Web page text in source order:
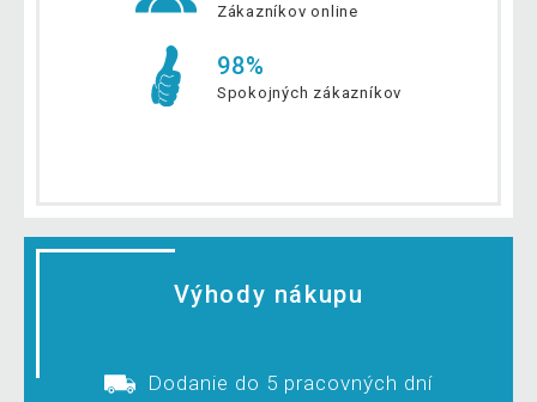
Zákazníkov online
98%
Spokojných zákazníkov
Výhody nákupu
Dodanie do 5 pracovných dní